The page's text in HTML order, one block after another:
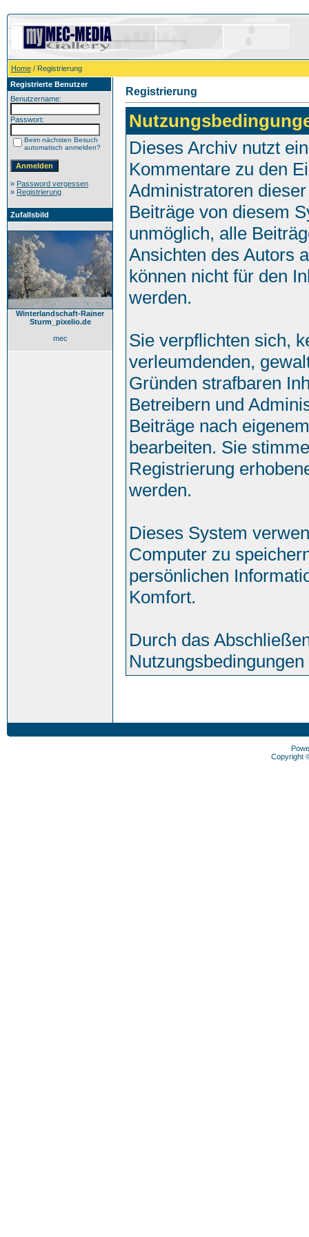
Home / Registrierung
Registrierte Benutzer
Benutzername:
Passwort:
Beim nächsten Besuch
automatisch anmelden?
» Password vergessen
» Registrierung
Zufallsbild
Winterlandschaft-Rainer
Sturm_pixelio.de
mec
Registrierung
Dieses Archiv nutzt
Kommentare zu den
Administratoren
Beiträge von diesem
unmöglich, alle
Ansichten des Autors
können nicht für den
werden.
Sie verpflichten sich,
verleumdenden,
Gründen strafbaren
Betreibern und
Beiträge nach
bearbeiten. Sie
Registrierung
werden.
Dieses System
Computer zu
persönlichen
Komfort.
Durch das
Nutzungsbedingungen
Copyright